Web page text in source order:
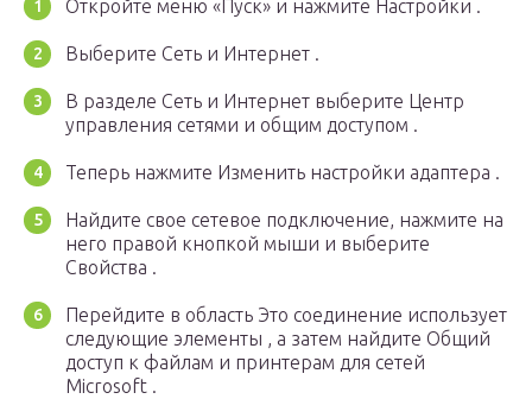
Откройте меню «Пуск» и нажмите Настройки .
Выберите Сеть и Интернет .
В разделе Сеть и Интернет выберите Центр
управления сетями и общим доступом .
Теперь нажмите Изменить настройки адаптера .
Найдите свое сетевое подключение, нажмите на
него правой кнопкой мыши и выберите
Свойства .
Перейдите в область Это соединение использует
следующие элементы , а затем найдите Общий
доступ к файлам и принтерам для сетей
Microsoft .